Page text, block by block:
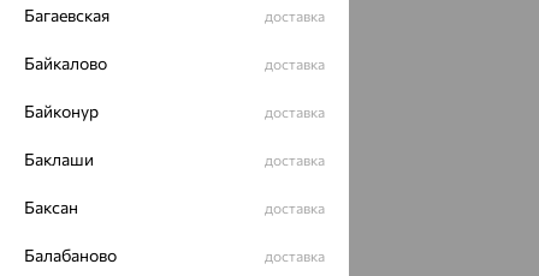
Багаевская доставка
Байкалово доставка
Байконур доставка
Баклаши доставка
Баксан доставка
Балабаново доставка